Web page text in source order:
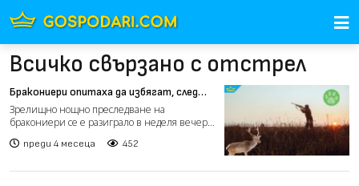
Всичко свързано с отстрел
Бракониери опитаха да избягат, след
като отстреляха благороден елен в
Разградско (видео)
Зрелищно нощно преследване на
бракониери се е разиграло в неделя вечер в
преди 4 месеца 452